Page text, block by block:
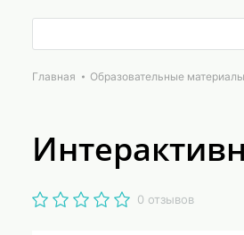
Главная Образовательные материалы
0 отзывов